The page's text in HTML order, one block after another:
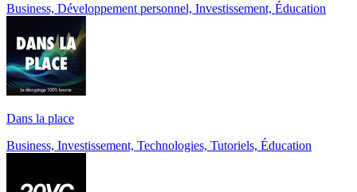
Business, Développement personnel, Investissement, Éducation
Dans la place
Business, Investissement, Technologies, Tutoriels, Éducation